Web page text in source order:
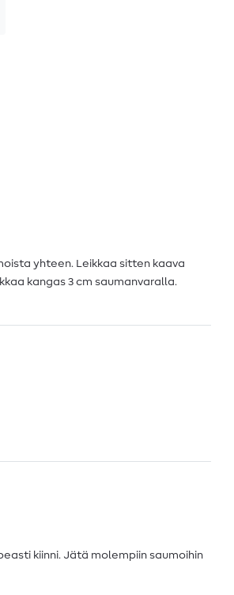
yhteen. Leikkaa sitten kaava
kangas 3 cm saumanvaralla.
kiinni. Jätä molempiin saumoihin